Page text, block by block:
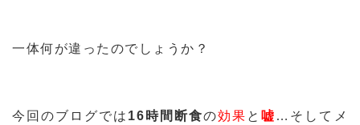
一体何が違ったのでしょうか？
今回のブログでは 16時間断食の効果 と 嘘 …そしてメ